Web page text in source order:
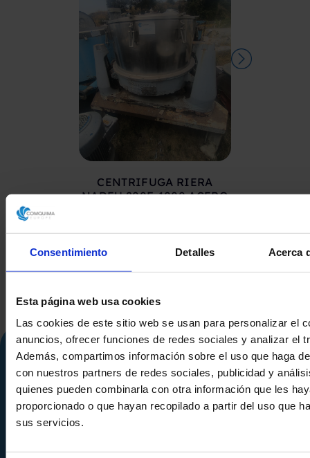
Consentimiento Detalles Acerca
Esta página web usa cookies
Las cookies de este sitio web se usan para personalizar el
anuncios, ofrecer funciones de redes sociales y analizar el
Además, compartimos información sobre el uso que haga
con nuestros partners de redes sociales, publicidad y
quienes pueden combinarla con otra información que les
proporcionado o que hayan recopilado a partir del uso que
sus servicios.
CENTRIFUGA RIERA
NADEU 200F-1000 ACERO